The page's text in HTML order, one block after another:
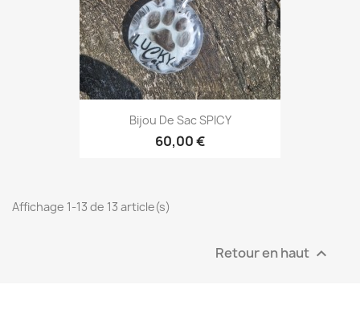
Bijou De Sac SPICY
60,00 €
Affichage 1-13 de 13 article(s)
Retour en haut 